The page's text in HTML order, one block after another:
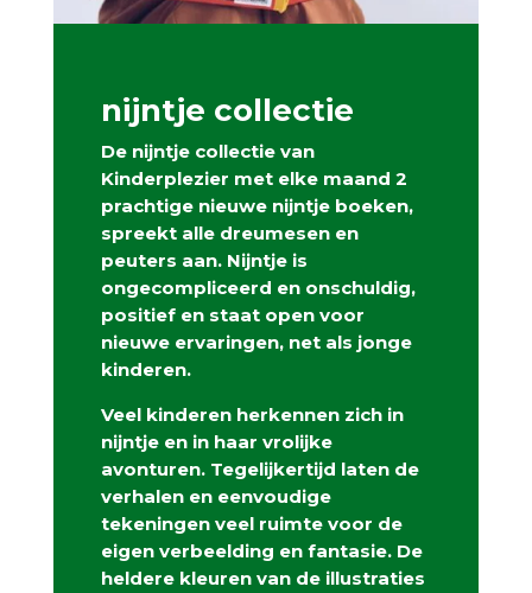
nijntje collectie
De nijntje collectie van
Kinderplezier met elke maand 2
prachtige nieuwe nijntje boeken,
spreekt alle dreumesen en
peuters aan. Nijntje is
ongecompliceerd en onschuldig,
positief en staat open voor
nieuwe ervaringen, net als jonge
kinderen.
Veel kinderen herkennen zich in
nijntje en in haar vrolijke
avonturen. Tegelijkertijd laten de
verhalen en eenvoudige
tekeningen veel ruimte voor de
eigen verbeelding en fantasie. De
heldere kleuren van de illustraties